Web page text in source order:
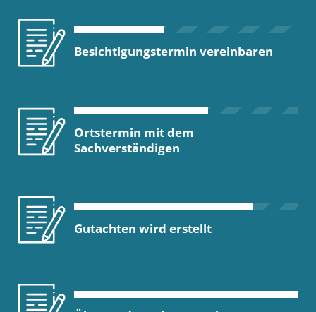
Besichtigungstermin vereinbaren
Ortstermin mit dem
Sachverständigen
Gutachten wird erstellt